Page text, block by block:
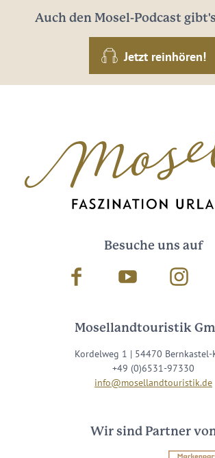
Auch den Mosel-Podcast
Jetzt reinhören!
Besuche uns auf
Facebook Youtube
Mosellandtouristik
Kordelweg 1 | 54470 Bernkastel-
+49 (0)6531-97330
info@mosellandtouristik.de
Wir sind Partner